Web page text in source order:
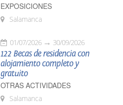
EXPOSICIONES
Salamanca
01/07/2026 30/09/2026
122 Becas de residencia con
alojamiento completo y
gratuito
OTRAS ACTIVIDADES
Salamanca